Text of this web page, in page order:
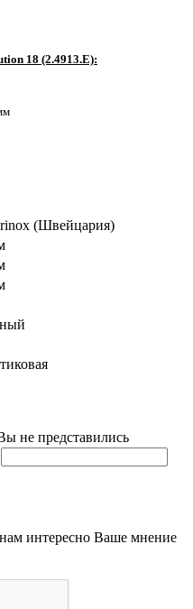
18 (2.4913.E):
(Швейцария)
не представились
нам интересно Ваше мнение